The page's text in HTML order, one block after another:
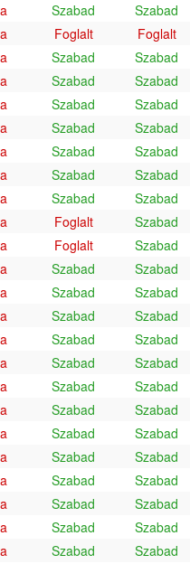
Szabad
Szabad
Foglalt
Foglalt
Szabad
Szabad
Szabad
Szabad
Szabad
Szabad
Szabad
Szabad
Szabad
Szabad
Szabad
Szabad
Szabad
Szabad
Foglalt
Szabad
Foglalt
Szabad
Szabad
Szabad
Szabad
Szabad
Szabad
Szabad
Szabad
Szabad
Szabad
Szabad
Szabad
Szabad
Szabad
Szabad
Szabad
Szabad
Szabad
Szabad
Szabad
Szabad
Szabad
Szabad
Szabad
Szabad
Szabad
Szabad